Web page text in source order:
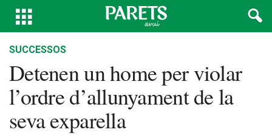
SUCCESSOS
Detenen un home per violar
l’ordre d’allunyament de la
seva exparella